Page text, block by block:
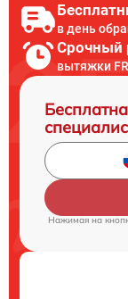
в день
Срочный
вытяжки
Нажимая на